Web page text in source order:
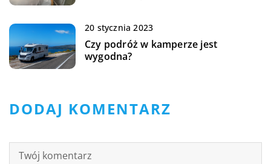
20 stycznia 2023
Czy podróż w kamperze jest
wygodna?
DODAJ KOMENTARZ